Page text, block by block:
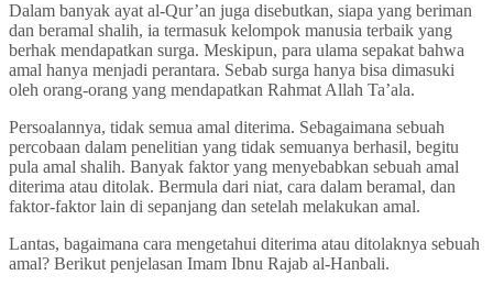
Dalam banyak ayat al-Qur’an juga disebutkan, siapa yang beriman
dan beramal shalih, ia termasuk kelompok manusia terbaik yang
berhak mendapatkan surga. Meskipun, para ulama sepakat bahwa
amal hanya menjadi perantara. Sebab surga hanya bisa dimasuki
oleh orang-orang yang mendapatkan Rahmat Allah Ta’ala.
Persoalannya, tidak semua amal diterima. Sebagaimana sebuah
percobaan dalam penelitian yang tidak semuanya berhasil, begitu
pula amal shalih. Banyak faktor yang menyebabkan sebuah amal
diterima atau ditolak. Bermula dari niat, cara dalam beramal, dan
faktor-faktor lain di sepanjang dan setelah melakukan amal.
Lantas, bagaimana cara mengetahui diterima atau ditolaknya sebuah
amal? Berikut penjelasan Imam Ibnu Rajab al-Hanbali.